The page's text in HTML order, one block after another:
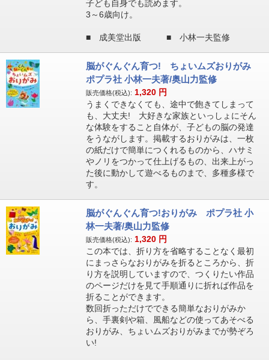
子ども自身でも読めます。
3～6歳向け。
■ 成美堂出版 ■ 小林一夫監修
脳がぐんぐん育つ! ちょいムズおりがみ
ポプラ社 小林一夫著/奥山力監修
販売価格(税込): 1,320 円
うまくできなくても、途中で飽きてしまって
も、大丈夫! 大好きな家族といっしょにそん
な体験をすること自体が、子どもの脳の発達
をうながします。掲載するおりがみは、一枚
の紙だけで簡単につくれるものから、ハサミ
やノリをつかって仕上げるもの、出来上がっ
た後に動かして遊べるものまで、多種多様で
す。
脳がぐんぐん育つ!おりがみ ポプラ社 小
林一夫著/奥山力監修
販売価格(税込): 1,320 円
この本では、折り方を省略することなく最初
にまっさらなおりがみを折るところから、折
り方を説明していますので、つくりたい作品
のページだけを見て手順通りに折れば作品を
折ることができます。
数回折っただけでできる簡単なおりがみか
ら、手裏剣や箱、風船などの使ってあそべる
おりがみ、ちょいムズおりがみまでが勢ぞろ
い!